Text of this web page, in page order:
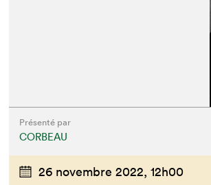
Présenté par
CORBEAU
26 novembre 2022, 12h00